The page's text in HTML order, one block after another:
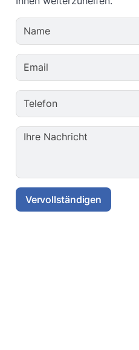
Name
Email
Telefon
Ihre Nachricht
Vervollständigen